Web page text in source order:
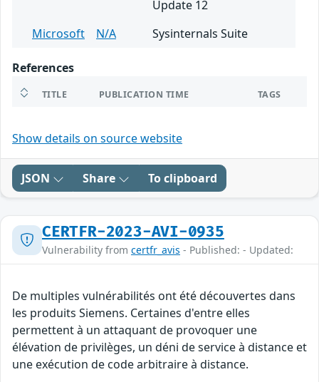
Update 12
Microsoft
N/A Sysinternals Suite
References
TITLE PUBLICATION TIME TAGS
Show details on source website
JSON Share To clipboard
CERTFR-2023-AVI-0935
Vulnerability from certfr_avis - Published: - Updated:
De multiples vulnérabilités ont été découvertes dans
les produits Siemens. Certaines d'entre elles
permettent à un attaquant de provoquer une
élévation de privilèges, un déni de service à distance et
une exécution de code arbitraire à distance.